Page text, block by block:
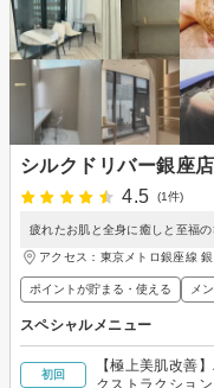
シルクドリバー銀座店
4.5
(1件)
疲れたお肌と全身に癒しと至福
アクセス：東京メトロ銀座線
ポイントが貯まる・使える メ
スペシャルメニュー
初回
【極上美肌改善